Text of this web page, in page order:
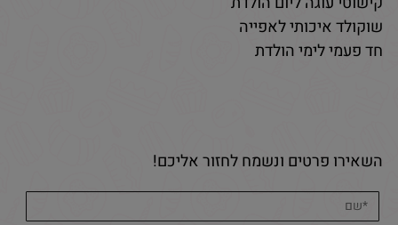
שוקולד איכותי לאפייה
חד פעמי לימי הולדת
השאירו פרטים ונשמח לחזור אליכם!